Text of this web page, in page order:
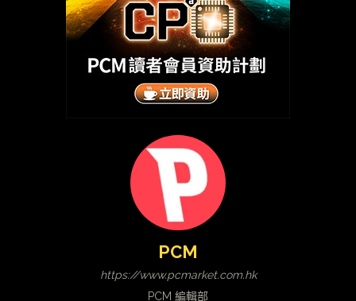
PCM
https://www.pcmarket.com.hk
PCM 編輯部